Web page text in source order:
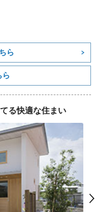
ら
ら
る快適な住まい